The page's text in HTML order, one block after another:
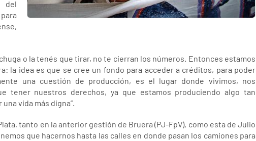
del
o la tenés que tirar, no te cierran los números. Entonces estamos
la idea es que se cree un fondo para acceder a créditos, para poder
una cuestión de producción, es el lugar donde vivimos, nos
tener nuestros derechos, ya que estamos produciendo algo tan
vida más digna”.
tanto en la anterior gestión de Bruera (PJ-FpV), como esta de Julio
que hacernos hasta las calles en donde pasan los camiones para